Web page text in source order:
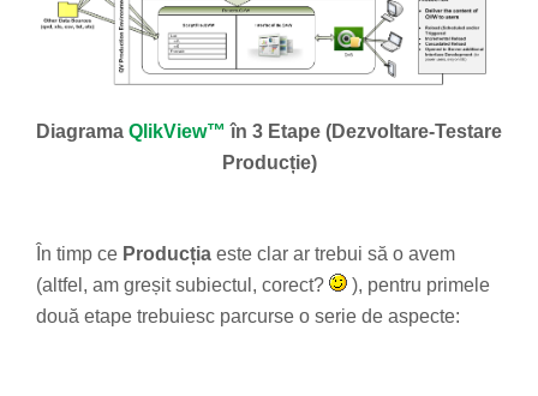
Diagrama QlikView™ în 3 Etape (Dezvoltare-Testare
Producție)
În timp ce Producția este clar ar trebui să o avem
(altfel, am greșit subiectul, corect?
), pentru primele
două etape trebuiesc parcurse o serie de aspecte: